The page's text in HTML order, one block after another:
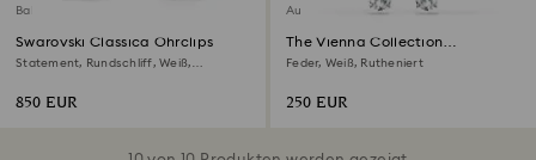
Bald erhältlich
Swarovski Classica Ohrclips
Statement, Rundschliff, Weiß,
850 EUR
Ausverkauft
The Vienna Collection
Ohrspangen
Feder, Weiß, Rutheniert
250 EUR